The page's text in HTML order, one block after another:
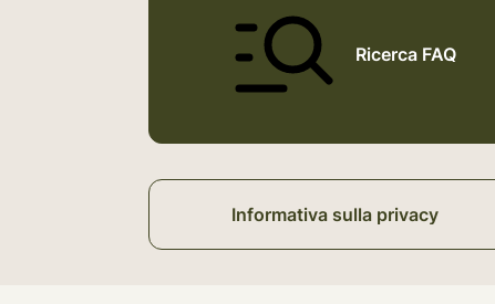
Ricerca FAQ
Informativa sulla privacy